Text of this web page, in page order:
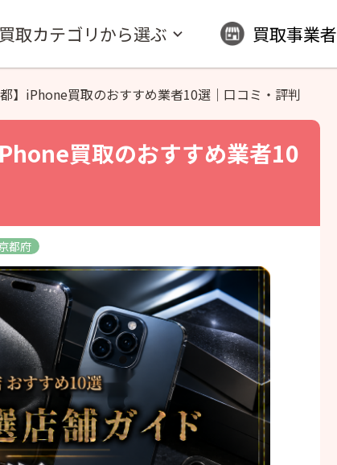
買取カテゴリから選ぶ 買取事業者
都】iPhone買取のおすすめ業者10選｜口コミ・評判
買取のおすすめ業者10
都府